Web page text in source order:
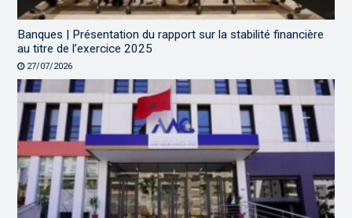
Banques | Présentation du rapport sur la stabilité financière
au titre de l’exercice 2025
27/07/2026